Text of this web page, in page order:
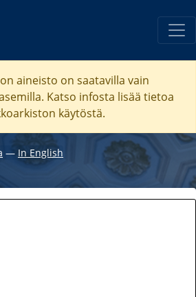
aineisto on saatavilla vain
Katso infosta lisää tietoa
käytöstä.
― In English